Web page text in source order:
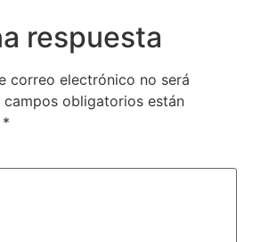
respuesta
correo electrónico no será
campos obligatorios están
*